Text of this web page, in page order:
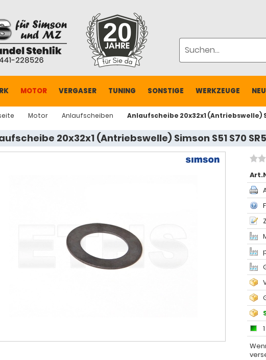
MOTOR VERGASER TUNING SONSTIGE WERKZEUGE
Motor Anlaufscheiben Anlaufscheibe 20x32x1 (Antriebswelle)
20x32x1 (Antriebswelle) Simson S51 S70